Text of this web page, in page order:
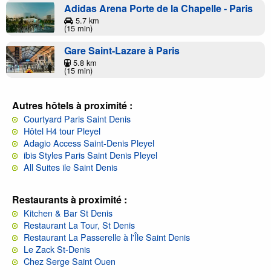
Adidas Arena Porte de la Chapelle - Paris
5.7 km
(15 min)
Gare Saint-Lazare à Paris
5.8 km
(15 min)
Autres hôtels à proximité :
Courtyard Paris Saint Denis
Hôtel H4 tour Pleyel
Adagio Access Saint-Denis Pleyel
ibis Styles Paris Saint Denis Pleyel
All Suites ile Saint Denis
Restaurants à proximité :
Kitchen & Bar St Denis
Restaurant La Tour, St Denis
Restaurant La Passerelle à l'Île Saint Denis
Le Zack St-Denis
Chez Serge Saint Ouen